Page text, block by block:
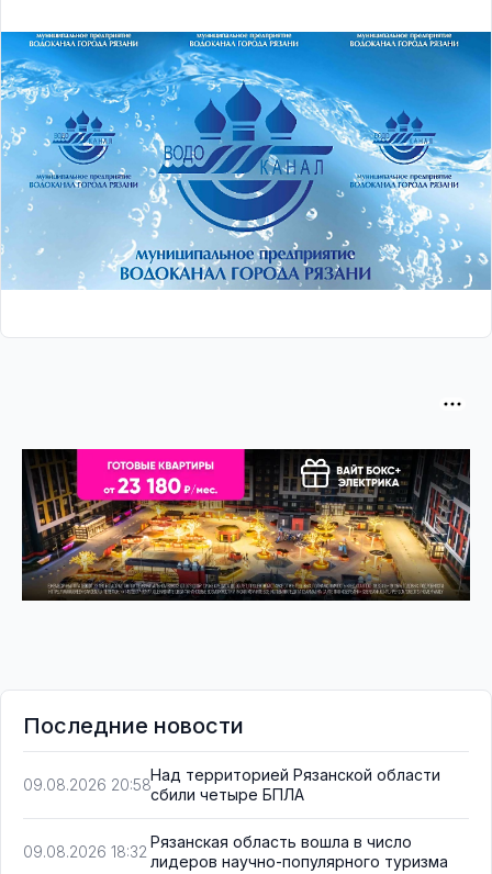
Последние новости
09.08.2026 20:58
Над территорией Рязанской области
сбили четыре БПЛА
09.08.2026 18:32
Рязанская область вошла в число
лидеров научно-популярного туризма